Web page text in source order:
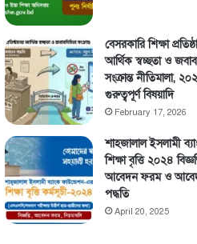
বেসরকারি শিক্ষা
আর্থিক স্বচ্ছতা ও
সংক্রান্ত নীতিমালা,
গুরুত্বপূর্ণ বিষয়াদি
February 17, 2026
শাহজালাল ইসলামী
শিক্ষা বৃত্তি ২০২৪
আবেদন ফরম ও
পদ্ধতি
April 20, 2025